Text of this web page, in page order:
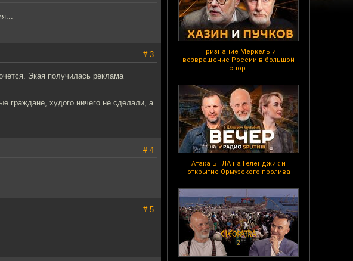
Признание Меркель и
возвращение России в большой
спорт
Атака БПЛА на Геленджик и
открытие Ормузского пролива
# 3
Экая получилась реклама
граждане, худого ничего не сделали, а
# 4
# 5